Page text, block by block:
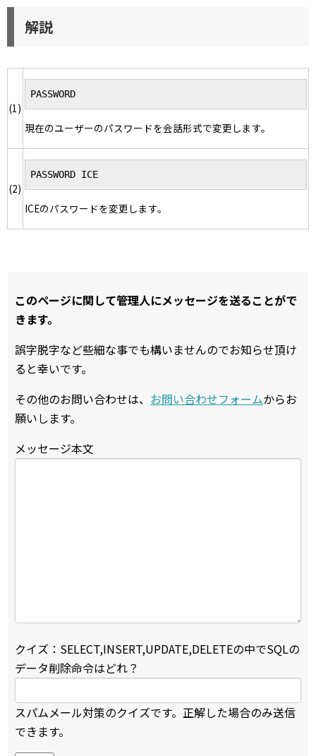
解説
(1)
PASSWORD
現在のユーザーのパスワードを会話形式で変更します。
(2)
PASSWORD ICE
ICEのパスワードを変更します。
このページに関して管理人にメッセージを送ることがで
きます。
誤字脱字など些細な事でも構いませんのでお知らせ頂け
ると幸いです。
その他のお問い合わせは、 お問い合わせフォームからお
願いします。
メッセージ本文
クイズ：SELECT,INSERT,UPDATE,DELETEの中でSQLの
データ削除命令はどれ？
スパムメール対策のクイズです。正解した場合のみ送信
できます。